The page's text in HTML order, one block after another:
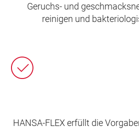
Geruchs- und
reinigen und
HANSA‑FLEX erfüllt die